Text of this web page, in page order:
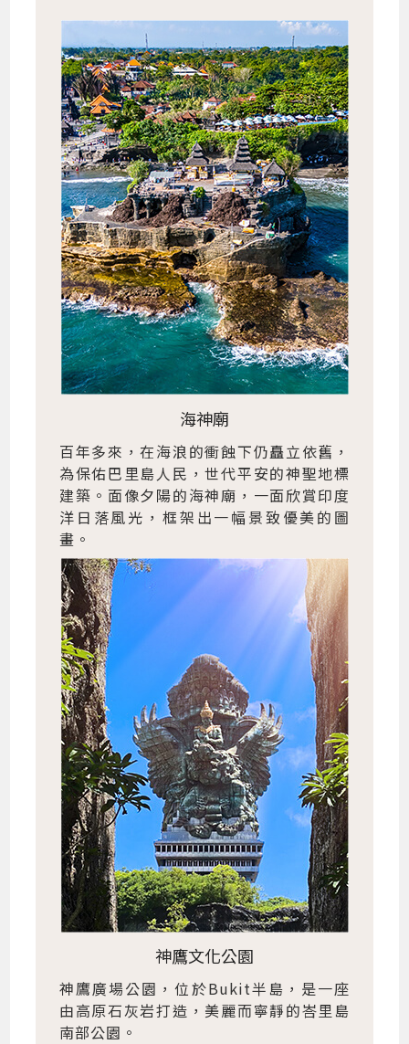
海神廟
百年多來，在海浪的衝蝕下仍矗立依舊，
為保佑巴里島人民，世代平安的神聖地標
建築。面像夕陽的海神廟，一面欣賞印度
洋日落風光，框架出一幅景致優美的圖
畫。
神鷹文化公園
神鷹廣場公園，位於Bukit半島，是一座
由高原石灰岩打造，美麗而寧靜的峇里島
南部公園。